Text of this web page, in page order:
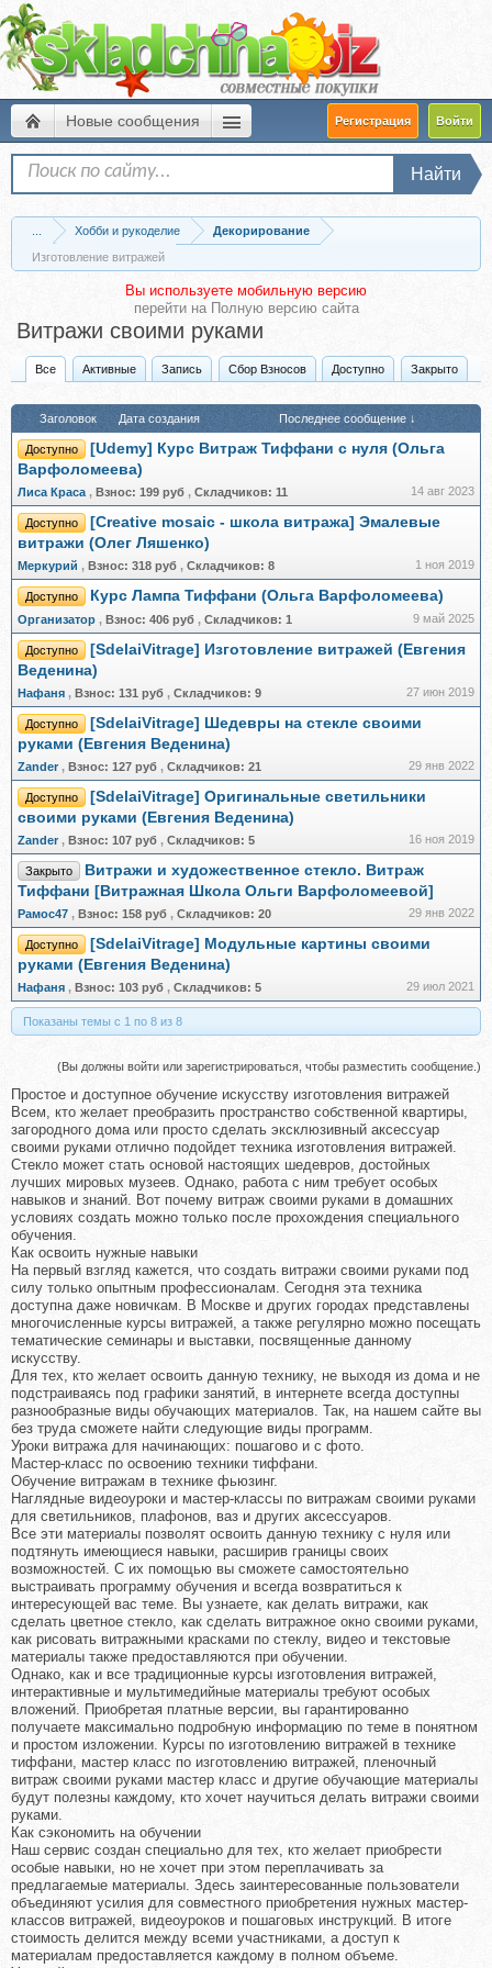
Новые сообщения Регистрация Войти
Найти
Хобби и рукоделие
Декорирование
Изготовление витражей
Вы используете мобильную версию
перейти на Полную версию сайта
Витражи своими руками
Все Активные Запись Сбор Взносов Доступно Закрыто
Заголовок Дата создания Последнее сообщение ↓
Доступно
[Udemy] Курс Витраж Тиффани с нуля (Ольга
Варфоломеева)
Лиса Краса , Взнос: 199 руб , Складчиков: 11 14 авг 2023
Доступно
[Creative mosaic - школа витража] Эмалевые
витражи (Олег Ляшенко)
Меркурий , Взнос: 318 руб , Складчиков: 8 1 ноя 2019
Доступно Курс Лампа Тиффани (Ольга Варфоломеева)
Организатор , Взнос: 406 руб , Складчиков: 1 9 май 2025
Доступно
[SdelaiVitrage] Изготовление витражей (Евгения
Веденина)
Нафаня , Взнос: 131 руб , Складчиков: 9 27 июн 2019
Доступно
[SdelaiVitrage] Шедевры на стекле своими
руками (Евгения Веденина)
Zander, Взнос: 127 руб , Складчиков: 21 29 янв 2022
Доступно
[SdelaiVitrage] Оригинальные светильники
своими руками (Евгения Веденина)
Zander, Взнос: 107 руб , Складчиков: 5 16 ноя 2019
Закрыто
Витражи и художественное стекло. Витраж
Тиффани [Витражная Школа Ольги Варфоломеевой]
Рамос47 , Взнос: 158 руб , Складчиков: 20 29 янв 2022
Доступно
[SdelaiVitrage] Модульные картины своими
руками (Евгения Веденина)
Нафаня , Взнос: 103 руб , Складчиков: 5 29 июл 2021
Показаны темы с 1 по 8 из 8
(Вы должны войти или зарегистрироваться, чтобы разместить сообщение.)
Простое и доступное обучение искусству изготовления витражей
Всем, кто желает преобразить пространство собственной квартиры,
загородного дома или просто сделать эксклюзивный аксессуар
своими руками отлично подойдет техника изготовления витражей.
Стекло может стать основой настоящих шедевров, достойных
лучших мировых музеев. Однако, работа с ним требует особых
навыков и знаний. Вот почему витраж своими руками в домашних
условиях создать можно только после прохождения специального
обучения.
Как освоить нужные навыки
На первый взгляд кажется, что создать витражи своими руками под
силу только опытным профессионалам. Сегодня эта техника
доступна даже новичкам. В Москве и других городах представлены
многочисленные курсы витражей, а также регулярно можно посещать
тематические семинары и выставки, посвященные данному
искусству.
Для тех, кто желает освоить данную технику, не выходя из дома и не
подстраиваясь под графики занятий, в интернете всегда доступны
разнообразные виды обучающих материалов. Так, на нашем сайте вы
без труда сможете найти следующие виды программ.
Уроки витража для начинающих: пошагово и с фото.
Мастер-класс по освоению техники тиффани.
Обучение витражам в технике фьюзинг.
Наглядные видеоуроки и мастер-классы по витражам своими руками
для светильников, плафонов, ваз и других аксессуаров.
Все эти материалы позволят освоить данную технику с нуля или
подтянуть имеющиеся навыки, расширив границы своих
возможностей. С их помощью вы сможете самостоятельно
выстраивать программу обучения и всегда возвратиться к
интересующей вас теме. Вы узнаете, как делать витражи, как
сделать цветное стекло, как сделать витражное окно своими руками,
как рисовать витражными красками по стеклу, видео и текстовые
материалы также предоставляются при обучении.
Однако, как и все традиционные курсы изготовления витражей,
интерактивные и мультимедийные материалы требуют особых
вложений. Приобретая платные версии, вы гарантированно
получаете максимально подробную информацию по теме в понятном
и простом изложении. Курсы по изготовлению витражей в технике
тиффани, мастер класс по изготовлению витражей, пленочный
витраж своими руками мастер класс и другие обучающие материалы
будут полезны каждому, кто хочет научиться делать витражи своими
руками.
Как сэкономить на обучении
Наш сервис создан специально для тех, кто желает приобрести
особые навыки, но не хочет при этом переплачивать за
предлагаемые материалы. Здесь заинтересованные пользователи
объединяют усилия для совместного приобретения нужных мастер-
классов витражей, видеоуроков и пошаговых инструкций. В итоге
стоимость делится между всеми участниками, а доступ к
материалам предоставляется каждому в полном объеме.